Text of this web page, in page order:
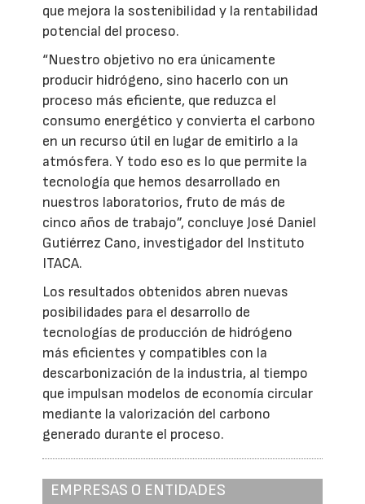
que mejora la sostenibilidad y la rentabilidad
potencial del proceso.
“Nuestro objetivo no era únicamente
producir hidrógeno, sino hacerlo con un
proceso más eficiente, que reduzca el
consumo energético y convierta el carbono
en un recurso útil en lugar de emitirlo a la
atmósfera. Y todo eso es lo que permite la
tecnología que hemos desarrollado en
nuestros laboratorios, fruto de más de
cinco años de trabajo”, concluye José Daniel
Gutiérrez Cano, investigador del Instituto
ITACA.
Los resultados obtenidos abren nuevas
posibilidades para el desarrollo de
tecnologías de producción de hidrógeno
más eficientes y compatibles con la
descarbonización de la industria, al tiempo
que impulsan modelos de economía circular
mediante la valorización del carbono
generado durante el proceso.
EMPRESAS O ENTIDADES